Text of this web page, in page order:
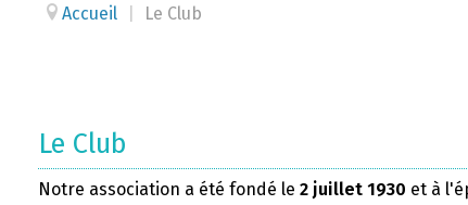
Accueil Le Club
Le Club
Notre association a été fondé le 2 juillet 1930 et à